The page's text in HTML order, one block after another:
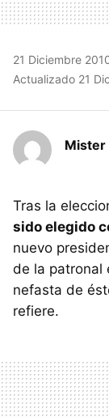
21 Diciembre
Actualizado 21
Mister
Tras la
sido elegido
nuevo
de la patronal
nefasta de
refiere.